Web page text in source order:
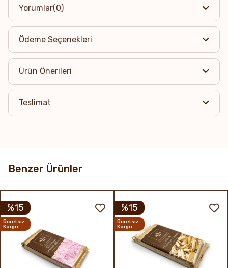
Yorumlar(0)
Ödeme Seçenekleri
Ürün Önerileri
Teslimat
Benzer Ürünler
%15
Ücretsiz
Kargo
%15
Ücretsiz
Kargo